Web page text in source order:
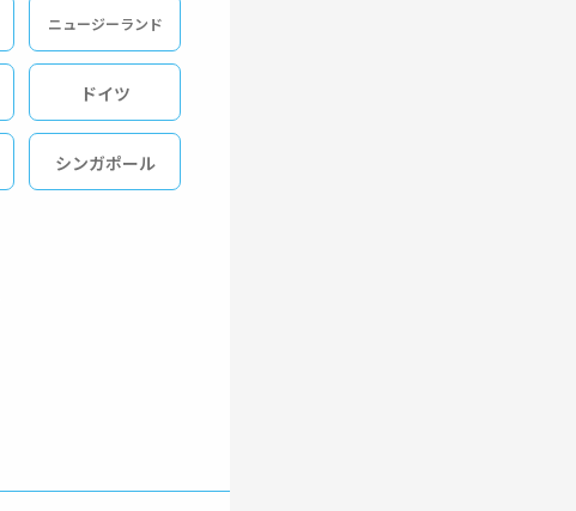
ニュージーランド
ドイツ
シンガポール